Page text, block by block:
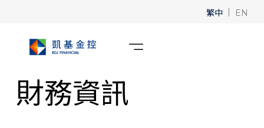
繁中 | EN
財務資訊